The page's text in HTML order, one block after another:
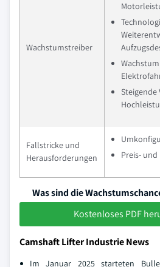
Wachstumstreiber
Steigende
Fallstricke und
Herausforderungen
Preis-
Was sind die
Kostenloses PDF
Camshaft Lifter Industrie News
Im Januar 2025 starteten